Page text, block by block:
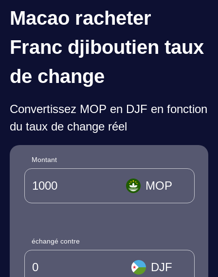
Macao racheter
Franc djiboutien taux
de change
Convertissez MOP en DJF en fonction
du taux de change réel
Montant
MOP
échangé contre
DJF